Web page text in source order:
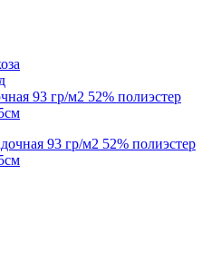
93 гр/м2 52% полиэстер